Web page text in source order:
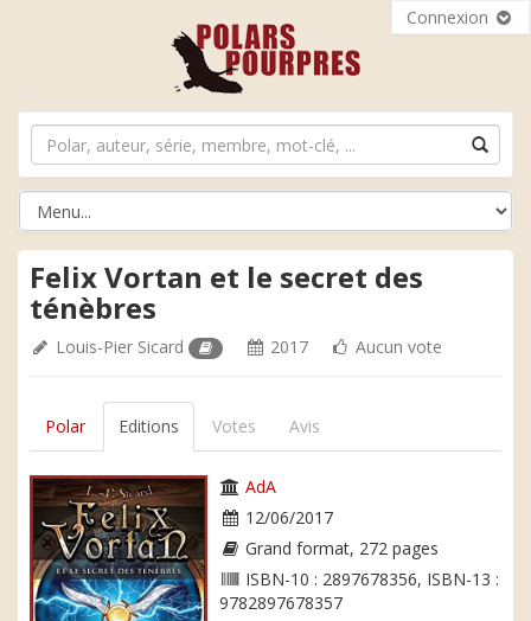
Connexion
Felix Vortan et le secret des
ténèbres
Louis-Pier Sicard 2017 Aucun vote
Polar Editions Votes Avis
AdA
12/06/2017
Grand format, 272 pages
ISBN-10 : 2897678356, ISBN-13 :
9782897678357